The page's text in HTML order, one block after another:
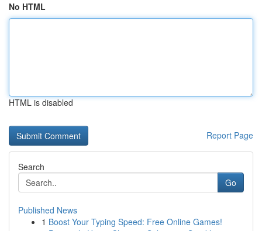
No HTML
HTML is disabled
Report Page
Search
Go
Published News
1 Boost Your Typing Speed: Free Online Games!